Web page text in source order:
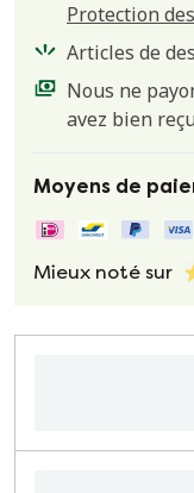
Protection
Articles de
Nous ne
avez bien
Moyens de
Mieux noté sur